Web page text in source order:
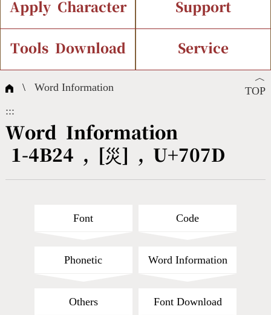
Introduction Current Status
Chinese Code Status
Terms
International Org.
IDS Query
Components Query
Composite Query
Bopomofo Query
Cang-Jie Query
Apply Character
Application Process
Support
Font Instant Display
Character Creation
CNS Authorization
Tools Download
Character Create Tools
Fonts Download
Service
FAQ
Satisfaction Survey
︿
TOP
\Word Information
:::
Word Information
1-4B24 , [災] , U+707D
Font Code
Phonetic Word Information
Others Font Download